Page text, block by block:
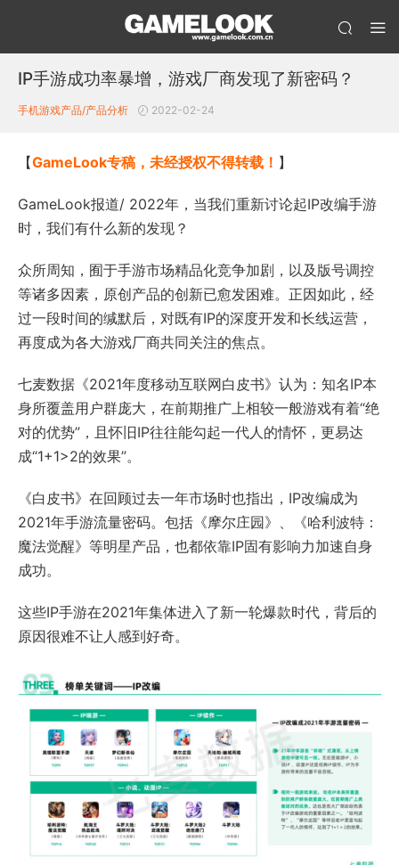
IP手游成功率暴增，游戏厂商发现了新密码？
手机游戏产品/产品分析 2022-02-24
【GameLook专稿，未经授权不得转载！ 】
GameLook报道/ 2022年，当我们重新讨论起IP改编手游
时，我们有什么新的发现？
众所周知，囿于手游市场精品化竞争加剧，以及版号调控
等诸多因素，原创产品的创新已愈发困难。正因如此，经
过一段时间的缄默后，对既有IP的深度开发和长线运营，
再度成为各大游戏厂商共同关注的焦点。
七麦数据《2021年度移动互联网白皮书》认为：知名IP本
身所覆盖用户群庞大，在前期推广上相较一般游戏有着“绝
对的优势”，且怀旧IP往往能勾起一代人的情怀，更易达
成“1+1>2的效果”。
《白皮书》在回顾过去一年市场时也指出，IP改编成为
2021年手游流量密码。包括《摩尔庄园》、《哈利波特：
魔法觉醒》等明星产品，也都依靠IP固有影响力加速自身
成功。
这些IP手游在2021年集体进入了新一轮爆款时代，背后的
原因很难不让人感到好奇。